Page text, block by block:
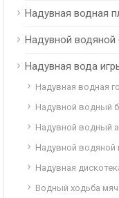
Надувная водная
Надувной водяной
Надувная вода
Надувная водная
Надувной водный
Надувной водный
Надувной водяной
Надувная
Водный ходьба мяч